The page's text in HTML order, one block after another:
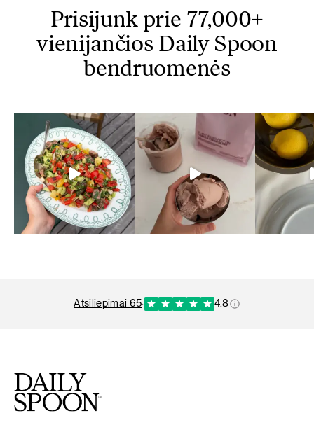
Prisijunk prie 77,000+
vienijančios Daily Spoon
bendruomenės
atsiliepimai 65· 4.8